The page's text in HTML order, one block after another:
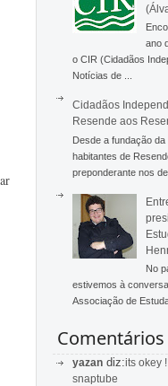
ano
o CIR (Cidadãos
Notícias de ...
Cidadãos
Resende aos
Desde a fundação
habitantes de
preponderante nos
No
estivemos à
Associação de
Comentários
yazan diz:its okey !
snaptube